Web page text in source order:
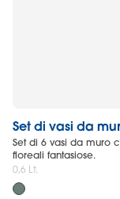
Set di vasi da
Set di 6 vasi da muro
floreali fantasiose.
0,6 Lt.